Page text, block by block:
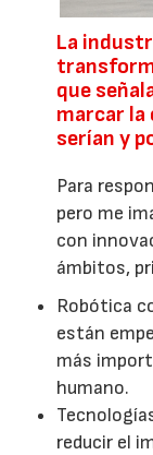
La
que
marcar la
serían y
Para
pero me
con
ámbitos,
Robótica
están
más
humano.
reducir el